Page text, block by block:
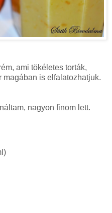
ami tökéletes torták,
magában is elfalatozhatjuk.
nagyon finom lett.